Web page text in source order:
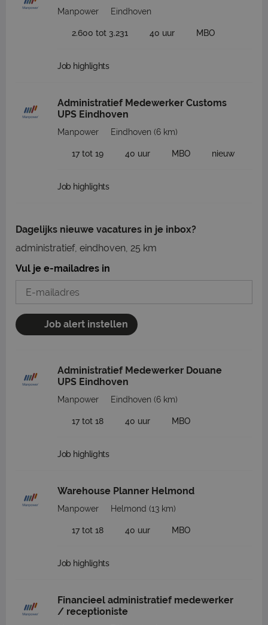
Manpower Eindhoven
2.600 tot 3.231 40 uur MBO
Job highlights
Administratief Medewerker Customs
UPS Eindhoven
Manpower Eindhoven (6 km)
17 tot 19 40 uur MBO nieuw
Job highlights
Dagelijks nieuwe vacatures in je inbox?
administratief, eindhoven, 25 km
Vul je e-mailadres in
Job alert instellen
Administratief Medewerker Douane
UPS Eindhoven
Manpower Eindhoven (6 km)
17 tot 18 40 uur MBO
Job highlights
Warehouse Planner Helmond
Manpower Helmond (13 km)
17 tot 18 40 uur MBO
Job highlights
Financieel administratief medewerker
/ receptioniste